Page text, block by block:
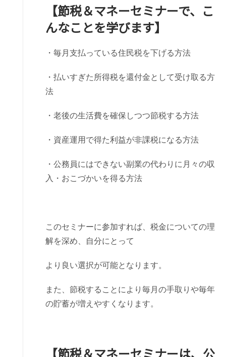
【節税＆マネーセミナーで、こ
んなことを学びます】
・毎月支払っている住民税を下げる方法
・払いすぎた所得税を還付金として受け取る方
法
・老後の生活費を確保しつつ節税する方法
・資産運用で得た利益が非課税になる方法
・公務員にはできない副業の代わりに月々の収
入・おこづかいを得る方法
このセミナーに参加すれば、税金についての理
解を深め、自分にとって
より良い選択が可能となります。
また、節税することにより毎月の手取りや毎年
の貯蓄が増えやすくなります。
【節税＆マネーセミナーは、公